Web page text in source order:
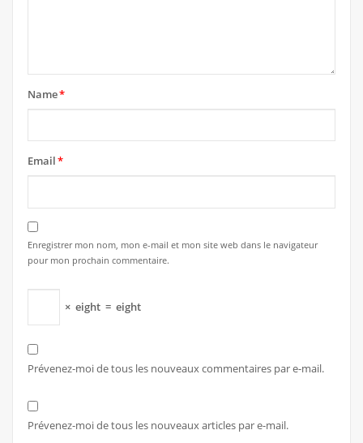
Name*
Email*
Enregistrer mon nom, mon e-mail et mon site web dans le navigateur
pour mon prochain commentaire.
× eight = eight
Prévenez-moi de tous les nouveaux commentaires par e-mail.
Prévenez-moi de tous les nouveaux articles par e-mail.